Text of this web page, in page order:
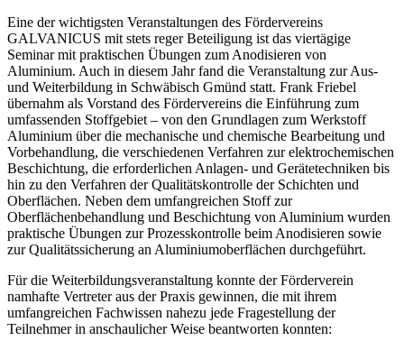
Eine der wichtigsten Veranstaltungen des Fördervereins
GALVANICUS mit stets reger Beteiligung ist das viertägige
Seminar mit praktischen Übungen zum Anodisieren von
Aluminium. Auch in diesem Jahr fand die Veranstaltung zur Aus-
und Weiterbildung in Schwäbisch Gmünd statt. Frank Friebel
übernahm als Vorstand des Fördervereins die Einführung zum
umfassenden Stoffgebiet – von den Grundlagen zum Werkstoff
Aluminium über die mechanische und chemische Bearbeitung und
Vorbehandlung, die verschiedenen Verfahren zur elektrochemischen
Beschichtung, die erforderlichen Anlagen- und Gerätetechniken bis
hin zu den Verfahren der Qualitätskontrolle der Schichten und
Oberflächen. Neben dem umfangreichen Stoff zur
Oberflächenbehandlung und Beschichtung von Aluminium wurden
praktische Übungen zur Prozesskontrolle beim Anodisieren sowie
zur Qualitätssicherung an Aluminiumoberflächen durchgeführt.
Für die Weiterbildungsveranstaltung konnte der Förderverein
namhafte Vertreter aus der Praxis gewinnen, die mit ihrem
umfangreichen Fachwissen nahezu jede Fragestellung der
Teilnehmer in anschaulicher Weise beantworten konnten: